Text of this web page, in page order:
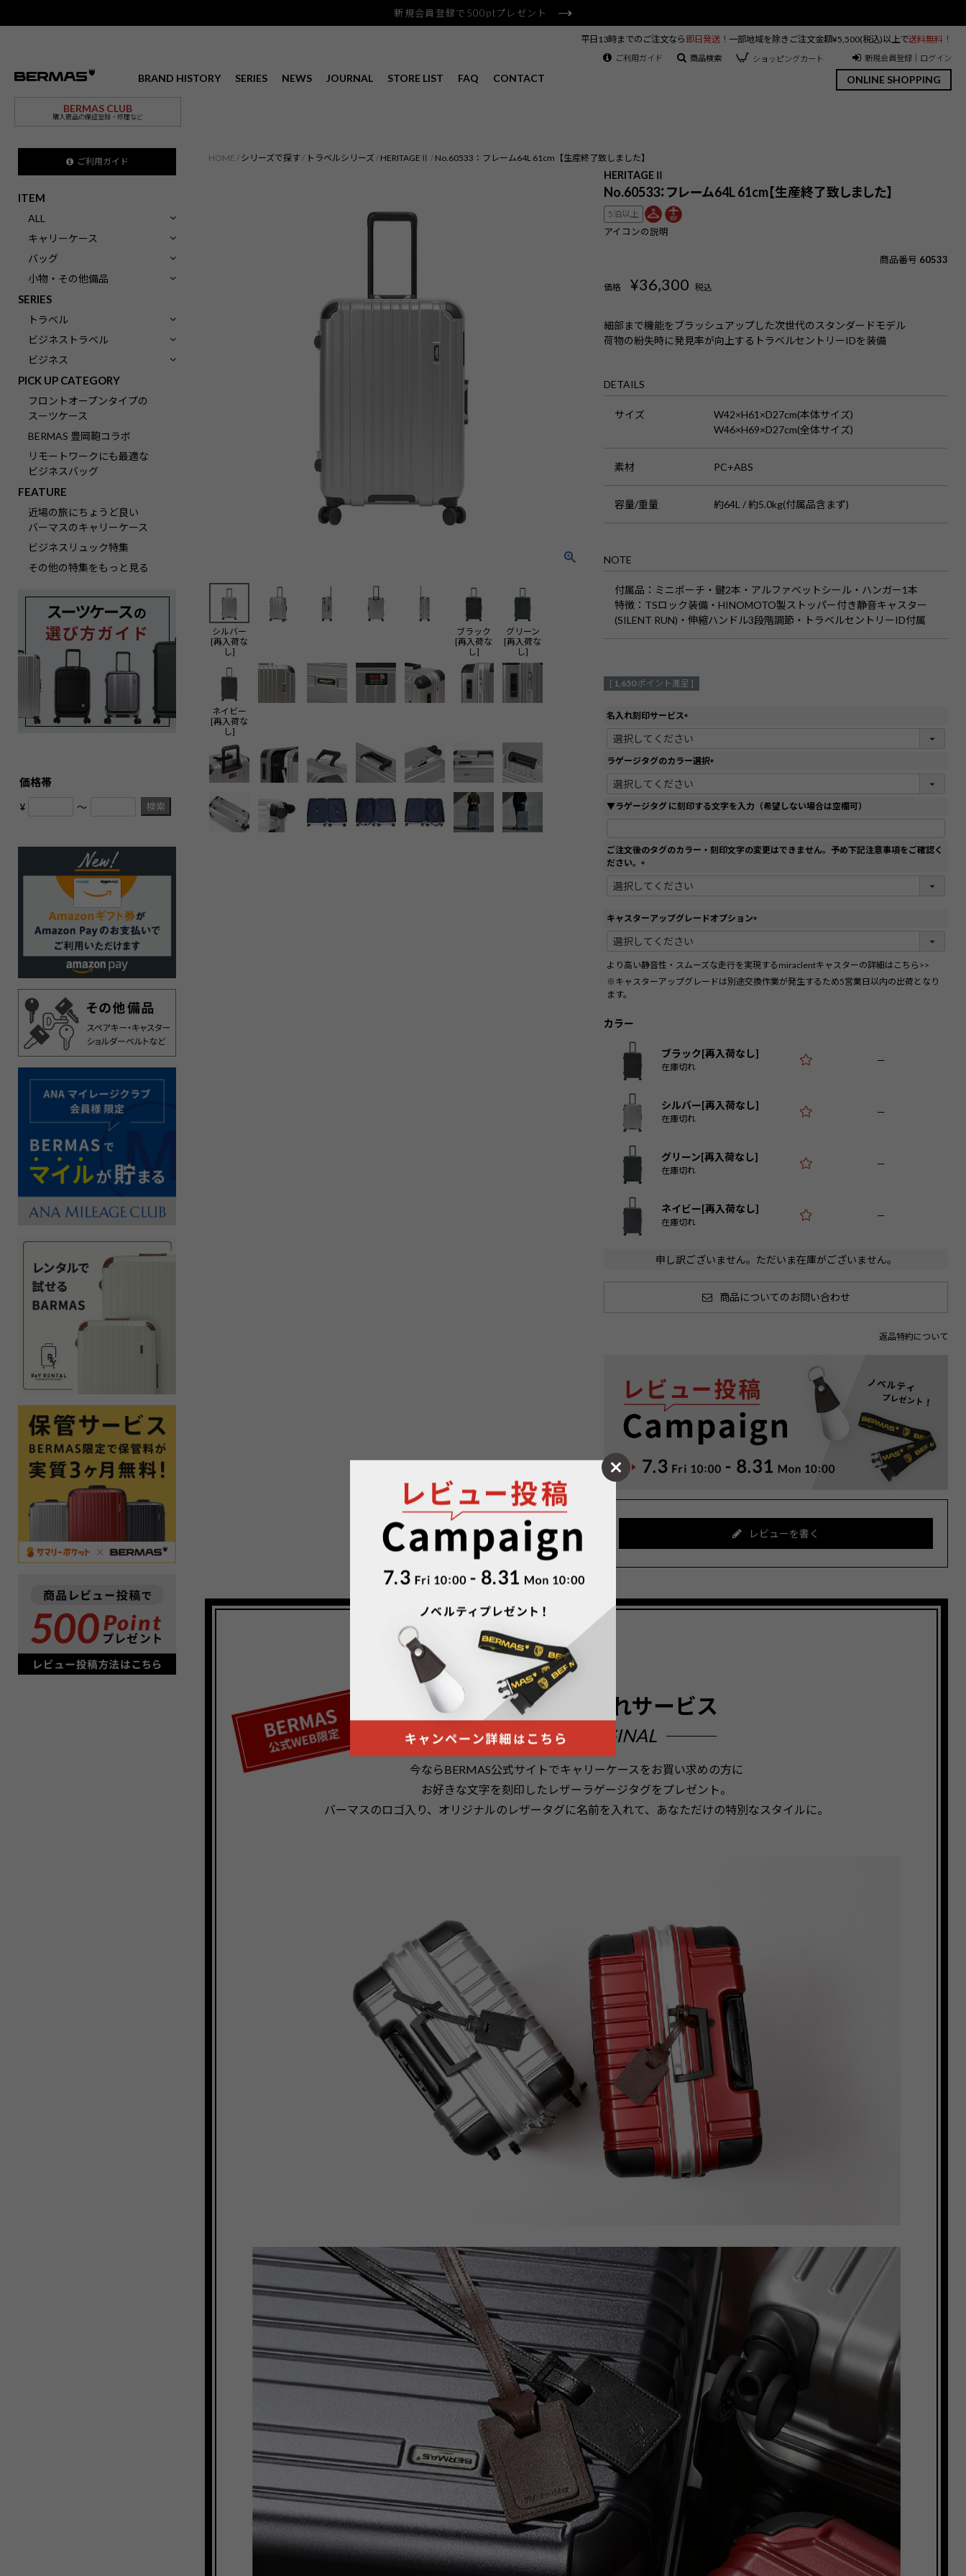
新規会員登録で500ptプレゼント
BRAND HISTORY SERIES NEWS JOURNAL STORE LIST FAQ CONTACT
BERMAS CLUB
購入商品の保証登録・修理など
ONLINE SHOPPING
平日13時までのご注文なら 即日発送！ 一部地域を除きご注文金額¥5,500(税込)以上で送料無料！
ご利用ガイド 商品検索 ショッピングカート 新規会員登録｜ログイン
ご利用ガイド
ITEM
ALL
キャリーケース
バッグ
小物・その他備品
SERIES
トラベル
ビジネストラベル
ビジネス
PICK UP CATEGORY
フロントオープンタイプの
スーツケース
BERMAS 豊岡鞄コラボ
リモートワークにも最適な
ビジネスバッグ
FEATURE
近場の旅にちょうど良い
バーマスのキャリーケース
ビジネスリュック特集
その他の特集をもっと見る
価格帯
¥ 〜 検索
HOME シリーズで探す トラベルシリーズ HERITAGEⅡ No.60533：フレーム64L 61cm【生産終了致しました】
シルバー
[再入荷な
し]
ブラック
[再入荷な
し]
グリーン
[再入荷な
し]
ネイビー
[再入荷な
し]
HERITAGEⅡ
No.60533：フレーム64L 61cm【生産終了致しました】
5泊以上
アイコンの説明
商品番号 60533
価格 ¥36,300 税込
細部まで機能をブラッシュアップした次世代のスタンダードモデル
荷物の紛失時に発見率が向上するトラベルセントリーIDを装備
DETAILS
サイズ
W42×H61×D27cm(本体サイズ)
W46×H69×D27cm(全体サイズ)
素材 PC+ABS
容量/重量 約64L / 約5.0kg(付属品含まず)
NOTE
付属品 ：ミニポーチ・鍵2本・アルファベットシール・ハンガー1本
特徴 ：TSロック装備・HINOMOTO製ストッパー付き静音キャスター
(SILENT RUN)・伸縮ハンドル3段階調節・トラベルセントリーID付属
[ 1,650ポイント進呈 ]
名入れ刻印サービス
必
須
ラゲージタグのカラー選択
須
▼ラゲージタグ に刻印する文字を入力（希望しない場合は空欄可）
ご注文後のタグのカラー・刻印文字の変更はできません。予め下記注意事項をご確認く
ださい。
必
)
キャスターアップグレードオプション
須
より高い静音性・スムーズな走行を実現するmiraclentキャスターの詳細はこちら>>
※キャスターアップグレードは別途交換作業が発生するため5営業日以内の出荷となり
ます。
カラー
ブラック[再入荷なし]
在庫切れ
—
シルバー[再入荷なし]
在庫切れ
—
グリーン[再入荷なし]
在庫切れ
—
ネイビー[再入荷なし]
在庫切れ
—
申し訳ございません。ただいま在庫がございません。
商品についてのお問い合わせ
返品特約について
レビューを書く
ラゲージタグ 名入れサービス
BERMAS ORIGINAL
今ならBERMAS公式サイトでキャリーケースをお買い求めの方に
お好きな文字を刻印したレザーラゲージタグをプレゼント。
バーマスのロゴ入り、オリジナルのレザータグに名前を入れて、あなただけの特別なスタイルに。